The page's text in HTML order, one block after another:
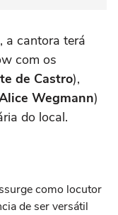
a cantora terá
com os
de Castro),
Wegmann)
do local.
como locutor
de ser versátil